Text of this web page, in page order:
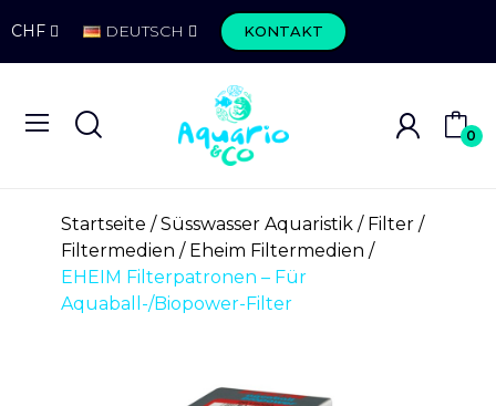
CHF DEUTSCH KONTAKT
0
Startseite Süsswasser Aquaristik
Filter
Filtermedien
Eheim Filtermedien
EHEIM Filterpatronen – Für
Aquaball-/Biopower-Filter